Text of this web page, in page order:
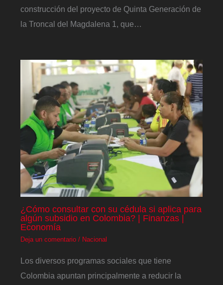
construcción del proyecto de Quinta Generación de
la Troncal del Magdalena 1, que…
¿Cómo consultar con su cédula si aplica para
algún subsidio en Colombia? | Finanzas |
Economía
Deja un comentario / Nacional
Los diversos programas sociales que tiene
Colombia apuntan principalmente a reducir la